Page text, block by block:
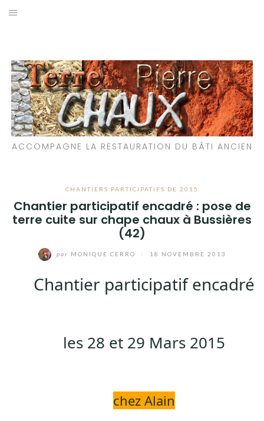
Aller
ACCOMPAGNE LA RESTAURATION DU BÂTI ANCIEN
CHANTIERS PARTICIPATIFS DE 2015
Chantier participatif encadré : pose de
terre cuite sur chape chaux à Bussières
(42)
par MONIQUE CERRO 18 NOVEMBRE 2013
Chantier participatif encadré
les 28 et 29 Mars 2015
chez Alain
PARTICIPATIFS
CHANTIERS RÉALISÉS
QUE PROPOSONS-NOUS ?